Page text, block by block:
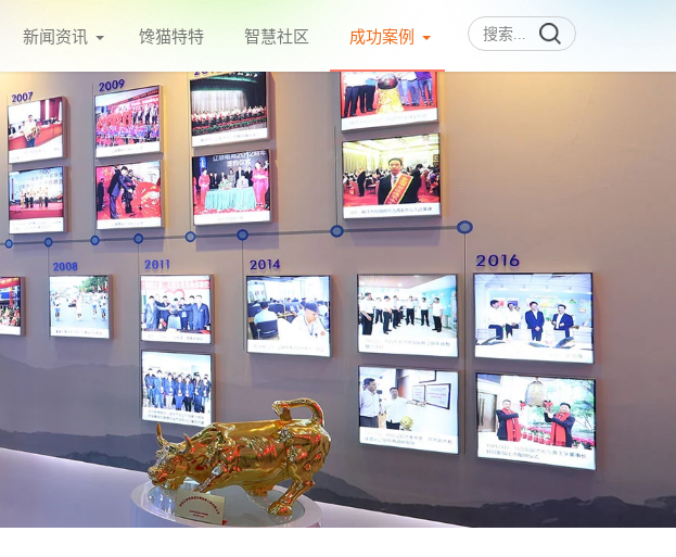
新闻资讯 馋猫特特 智慧社区 成功案例